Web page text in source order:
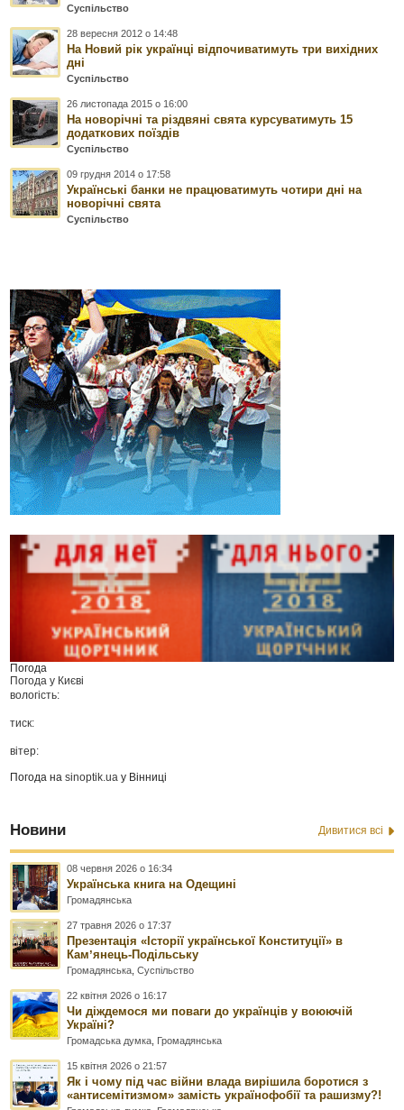
Суспільство
28 вересня 2012 о 14:48
На Новий рік українці відпочиватимуть три вихідних
дні
Суспільство
26 листопада 2015 о 16:00
На новорічні та різдвяні свята курсуватимуть 15
додаткових поїздів
Суспільство
09 грудня 2014 о 17:58
Українські банки не працюватимуть чотири дні на
новорічні свята
Суспільство
Погода
Погода у Києві
вологість:
тиск:
вітер:
Погода наsinoptik.ua у Вінниці
Новини Дивитися всі
08 червня 2026 о 16:34
Українська книга на Одещині
Громадянська
27 травня 2026 о 17:37
Презентація «Історії української Конституції» в
Камʼянець-Подільську
Громадянська ,Суспільство
22 квітня 2026 о 16:17
Чи діждемося ми поваги до українців у воюючій
Україні?
Громадська думка Громадянська
15 квітня 2026 о 21:57
Як і чому під час війни влада вирішила боротися з
«антисемітизмом» замість українофобії та рашизму?!